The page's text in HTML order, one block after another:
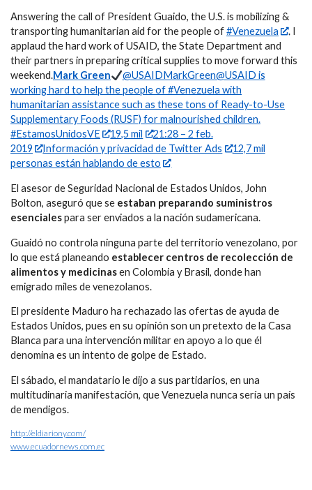
Answering the call of President Guaido, the U.S. is mobilizing &
transporting humanitarian aid for the people of#Venezuela
. I
applaud the hard work of USAID, the State Department and
their partners in preparing critical supplies to move forward this
weekend.Mark Green
@USAIDMarkGreen@USAID is
working hard to help the people of #Venezuela with
humanitarian assistance such as these tons of Ready-to-Use
Supplementary Foods (RUSF) for malnourished children.
#EstamosUnidosVE
19,5 mil
21:28 – 2 feb.
2019
Información y privacidad de Twitter Ads
12,7 mil
personas están hablando de esto
El asesor de Seguridad Nacional de Estados Unidos, John
Bolton, aseguró que se estaban preparando suministros
esencialespara ser enviados a la nación sudamericana.
Guaidó no controla ninguna parte del territorio venezolano, por
lo que está planeando establecer centros de recolección de
alimentos y medicinasen Colombia y Brasil, donde han
emigrado miles de venezolanos.
El presidente Maduro ha rechazado las ofertas de ayuda de
Estados Unidos, pues en su opinión son un pretexto de la Casa
Blanca para una intervención militar en apoyo a lo que él
denomina es un intento de golpe de Estado.
El sábado, el mandatario le dijo a sus partidarios, en una
multitudinaria manifestación, que Venezuela nunca sería un país
de mendigos.
http://eldiariony.com/
www.ecuadornews.com.ec